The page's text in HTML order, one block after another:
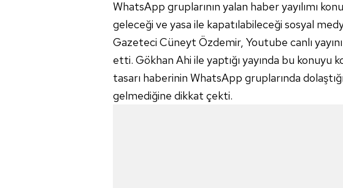
WhatsApp gruplarının yalan haber yayılımı
geleceği ve yasa ile kapatılabileceği sosyal
Gazeteci Cüneyt Özdemir, Youtube canlı
etti. Gökhan Ahi ile yaptığı yayında bu konuyu
tasarı haberinin WhatsApp gruplarında
gelmediğine dikkat çekti.